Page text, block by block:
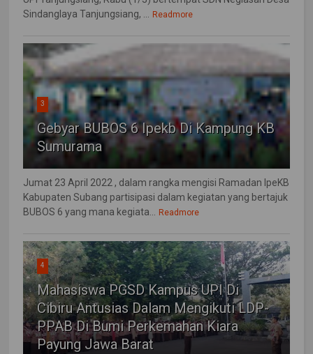
Sindanglaya Tanjungsiang, ... Readmore
3
Gebyar BUBOS 6 Ipekb Di Kampung KB
Sumurama
Jumat 23 April 2022 , dalam rangka mengisi Ramadan IpeKB
Kabupaten Subang partisipasi dalam kegiatan yang bertajuk
BUBOS 6 yang mana kegiata... Readmore
4
Mahasiswa PGSD Kampus UPI Di
Cibiru Antusias Dalam Mengikuti LDP-
PPAB Di Bumi Perkemahan Kiara
Payung Jawa Barat